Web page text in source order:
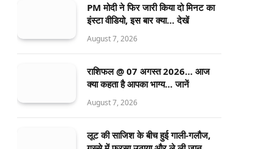
PM मोदी ने फिर जारी किया दो मिनट का
इंस्टा वीडियो, इस बार क्या… देखें
August 7, 2026
राशिफल @ 07 अगस्त 2026… आज
क्या कहता है आपका भाग्य… जानें
August 7, 2026
लूट की साजिश के बीच हुई गाली-गलौज,